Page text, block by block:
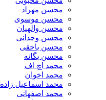
محسن مهراد
محسن موسوی
محسن والهیان
محسن وجدانی
محسن یاحقی
محسن یگانه
محمد اچ اف
محمد اخوان
محمد اسماعیل زاده
محمد اصفهانی